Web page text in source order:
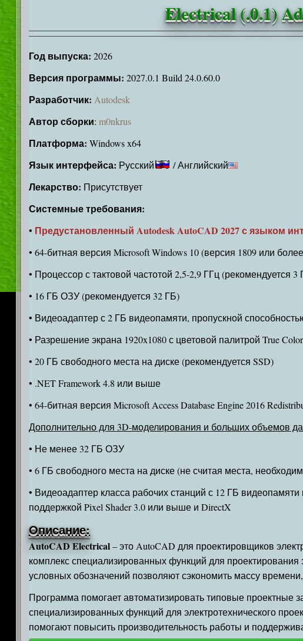
Electrical (.0.1)
Год выпуска: 2026
Версия программы: 2027.0.1 Build 24.0.60.0
Разработчик: Autodesk
Автор сборки: m0nkrus
Платформа: Windows x64
Язык интерфейса: Русский / Английский
Лекарство: Присутствует
Системные требования:
• Предустановленный Autodesk AutoCAD 2027 с языком
• 64-битная версия Microsoft Windows 10 (версия 1809 или
• Процессор с тактовой частотой 2,5-2,9 ГГц (рекомендуется
• 16 ГБ ОЗУ (рекомендуется 32 ГБ)
• Видеоадаптер с 2 ГБ видеопамяти, пропускной
• Разрешение экрана 1920x1080 с цветовой палитрой True
• 20 ГБ свободного места на диске (рекомендуется SSD)
• .NET Framework 4.8 или выше
• 64-битная версия Microsoft Access Database Engine 2016
Дополнительно для 3D-моделирования и больших объемов
• Не менее 32 ГБ ОЗУ
• 6 ГБ свободного места на диске (не считая места,
• Видеоадаптер класса рабочих станций с 12 ГБ
поддержкой Pixel Shader 3.0 или выше и DirectX
Описание:
AutoCAD Electrical– это AutoCAD для проектировщиков
комплекс специализированных функций для
условных обозначений позволяют сэкономить массу
Программа помогает автоматизировать типовые проектные
специализированных функций для электротехнического
помогают повысить производительность работы и